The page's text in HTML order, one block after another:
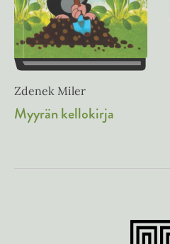
Zdenek Miler
Myyrän kellokirja